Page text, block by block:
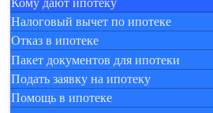
Налоговый вычет по ипотеке
Отказ в ипотеке
Пакет документов для ипотеки
Подать заявку на ипотеку
Помощь в ипотеке